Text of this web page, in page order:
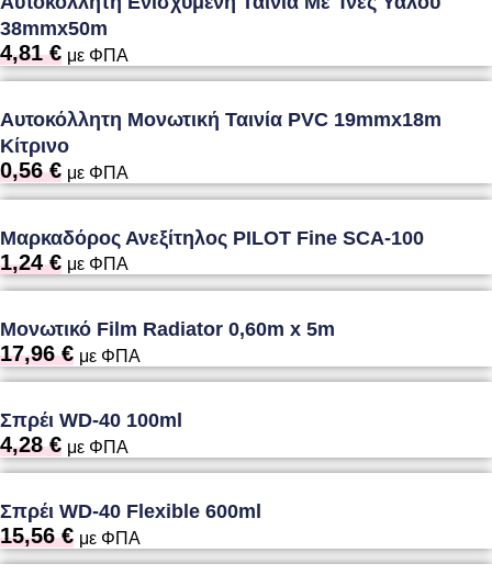
38mmx50m
4,81€ με ΦΠΑ
Αυτοκόλλητη Μονωτική Ταινία PVC 19mmx18m
Κίτρινο
0,56€ με ΦΠΑ
Μαρκαδόρος Ανεξίτηλος PILOT Fine SCA-100
1,24€ με ΦΠΑ
Μονωτικό Film Radiator 0,60m x 5m
17,96€ με ΦΠΑ
Σπρέι WD-40 100ml
4,28€ με ΦΠΑ
Σπρέι WD-40 Flexible 600ml
15,56€ με ΦΠΑ